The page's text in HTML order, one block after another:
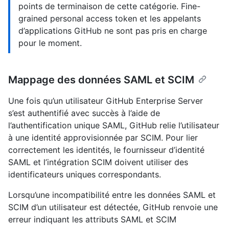
points de terminaison de cette catégorie. Fine-
grained personal access token et les appelants
d’applications GitHub ne sont pas pris en charge
pour le moment.
Mappage des données SAML et SCIM
Une fois qu’un utilisateur GitHub Enterprise Server
s’est authentifié avec succès à l’aide de
l’authentification unique SAML, GitHub relie l’utilisateur
à une identité approvisionnée par SCIM. Pour lier
correctement les identités, le fournisseur d’identité
SAML et l’intégration SCIM doivent utiliser des
identificateurs uniques correspondants.
Lorsqu’une incompatibilité entre les données SAML et
SCIM d’un utilisateur est détectée, GitHub renvoie une
erreur indiquant les attributs SAML et SCIM